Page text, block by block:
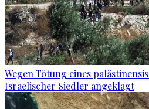
Wegen Tötung eines
Israelischer Siedler angeklagt